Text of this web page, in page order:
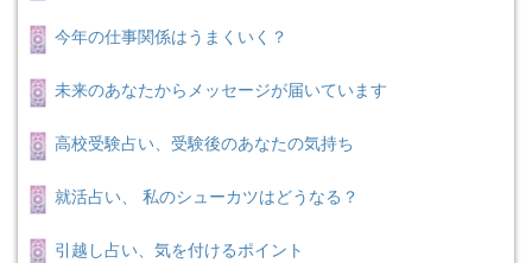
今年の仕事関係はうまくいく？
未来のあなたからメッセージが届いています
高校受験占い、受験後のあなたの気持ち
就活占い、 私のシューカツはどうなる？
引越し占い、気を付けるポイント